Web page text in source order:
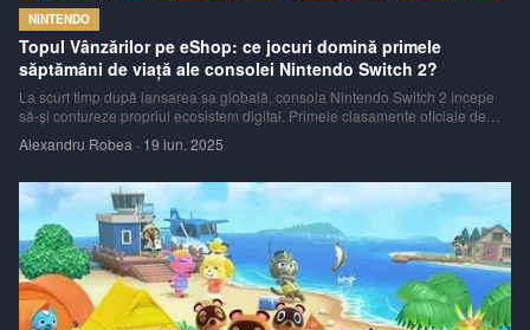
NINTENDO
Topul Vânzărilor pe eShop: ce jocuri domină primele
săptămâni de viață ale consolei Nintendo Switch 2?
La scurt timp după lansarea sa globală, consola Nintendo Switch 2 începe
să-și contureze propriul ecosistem digital. Primele clasamente oficiale de
asupra preferințelor jucătorilor care au făcut pasul către noua generație.
Alexandru Robea · 19 iun. 2025